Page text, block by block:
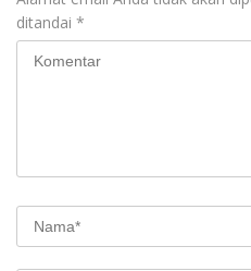
ditandai *